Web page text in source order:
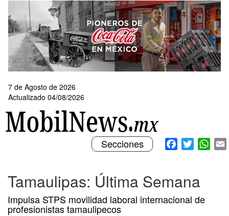
contenido
principal
7 de Agosto de 2026
Actualizado 04/08/2026
Facebook
Twitter
Toggle
navigation
Secciones
Tamaulipas: Última Semana
Impulsa STPS movilidad laboral internacional de
profesionistas tamaulipecos